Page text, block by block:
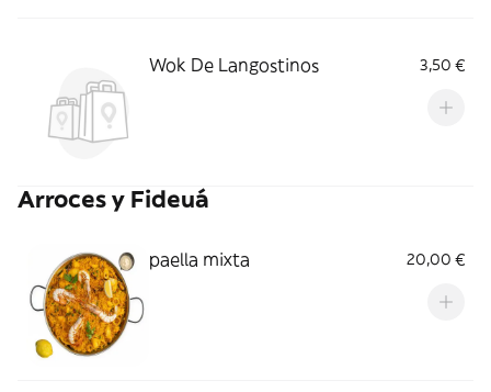
Wok De Langostinos 3,50 €
Arroces y Fideuá
paella mixta 20,00 €